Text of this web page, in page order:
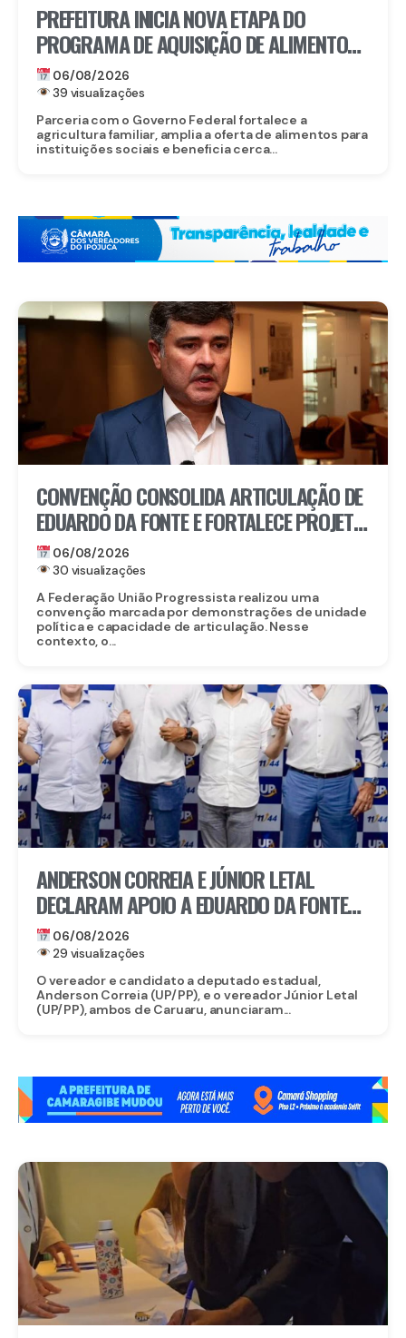
PREFEITURA INICIA NOVA ETAPA DO
PROGRAMA DE AQUISIÇÃO DE ALIMENTOS E
ANUNCIA CRIAÇÃO DO PAA RECIFE
06/08/2026
39 visualizações
Parceria com o Governo Federal fortalece a
agricultura familiar, amplia a oferta de alimentos para
instituições sociais e beneficia cerca...
CONVENÇÃO CONSOLIDA ARTICULAÇÃO DE
EDUARDO DA FONTE E FORTALECE PROJETO
PARA O SENADO
06/08/2026
30 visualizações
A Federação União Progressista realizou uma
convenção marcada por demonstrações de unidade
política e capacidade de articulação. Nesse
contexto, o...
ANDERSON CORREIA E JÚNIOR LETAL
DECLARAM APOIO A EDUARDO DA FONTE
PARA O SENADO E LULA DA FONTE PARA
DEPUTADO FEDERAL
06/08/2026
29 visualizações
O vereador e candidato a deputado estadual,
Anderson Correia (UP/PP), e o vereador Júnior Letal
(UP/PP), ambos de Caruaru, anunciaram...